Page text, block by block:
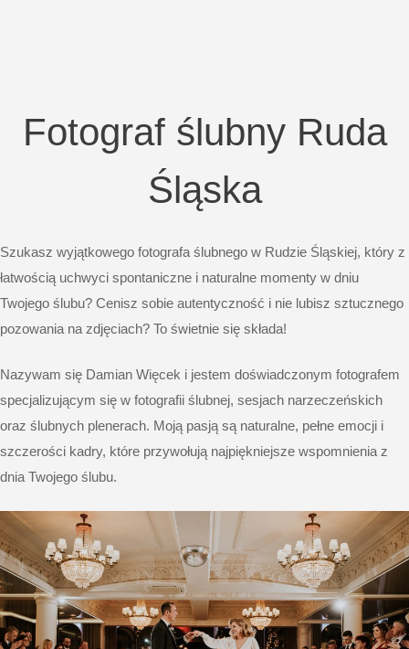
Fotograf ślubny Ruda
Śląska
Szukasz wyjątkowego fotografa ślubnego w Rudzie Śląskiej, który z
łatwością uchwyci spontaniczne i naturalne momenty w dniu
Twojego ślubu? Cenisz sobie autentyczność i nie lubisz sztucznego
pozowania na zdjęciach? To świetnie się składa!
Nazywam się Damian Więcek i jestem doświadczonym fotografem
specjalizującym się w fotografii ślubnej, sesjach narzeczeńskich
oraz ślubnych plenerach. Moją pasją są naturalne, pełne emocji i
szczerości kadry, które przywołują najpiękniejsze wspomnienia z
dnia Twojego ślubu.